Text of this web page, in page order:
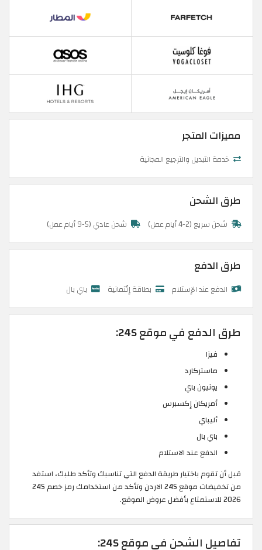
مميزات المتجر
خدمة التبديل والترجيع المجانية
طرق الشحن
شحن سريع (2-4 أيام عمل) شحن عادي (5-9 أيام عمل)
طرق الدفع
الدفع عند الإستلام بطاقة إئتمانية باي بال
طرق الدفع في موقع 24S:
فيزا
ماستركارد
يونيون باي
أمريكان إكسبرس
أليباي
باي بال
الدفع عند الاستلام
قبل أن تقوم باختيار طريقة الدفع التي تناسبك وتأكد طلبك، استفد
من تخفيضات موقع 24S الاردن وتأكد من استخدامك رمز خصم 24S
2026 للاستمتاع بأفضل عروض الموقع.
تفاصيل الشحن في موقع 24S: